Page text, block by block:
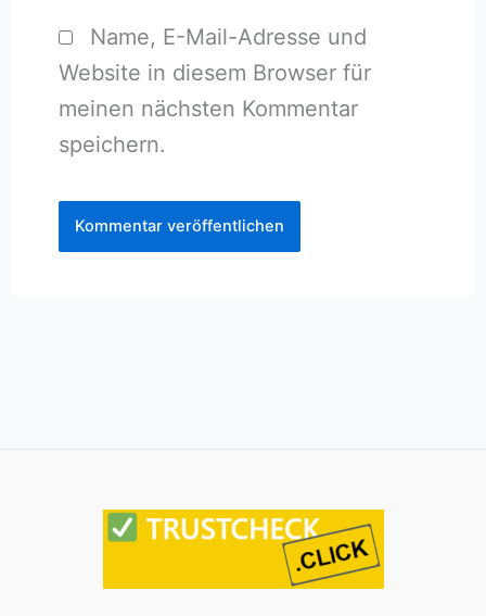
Name, E-Mail-Adresse und
Website in diesem Browser für
meinen nächsten Kommentar
speichern.